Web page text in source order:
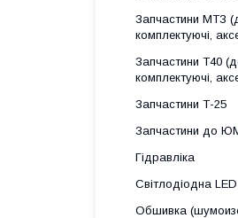
Запчастини МТЗ
комплектуючі,
Запчастини Т40
комплектуючі,
Запчастини Т-25
Запчастини до
Гідравліка
Світлодіодна
Обшивка